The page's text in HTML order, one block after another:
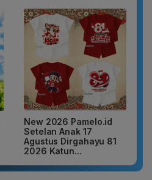
New 2026 Pamelo.id
Setelan Anak 17
Agustus Dirgahayu 81
2026 Katun...